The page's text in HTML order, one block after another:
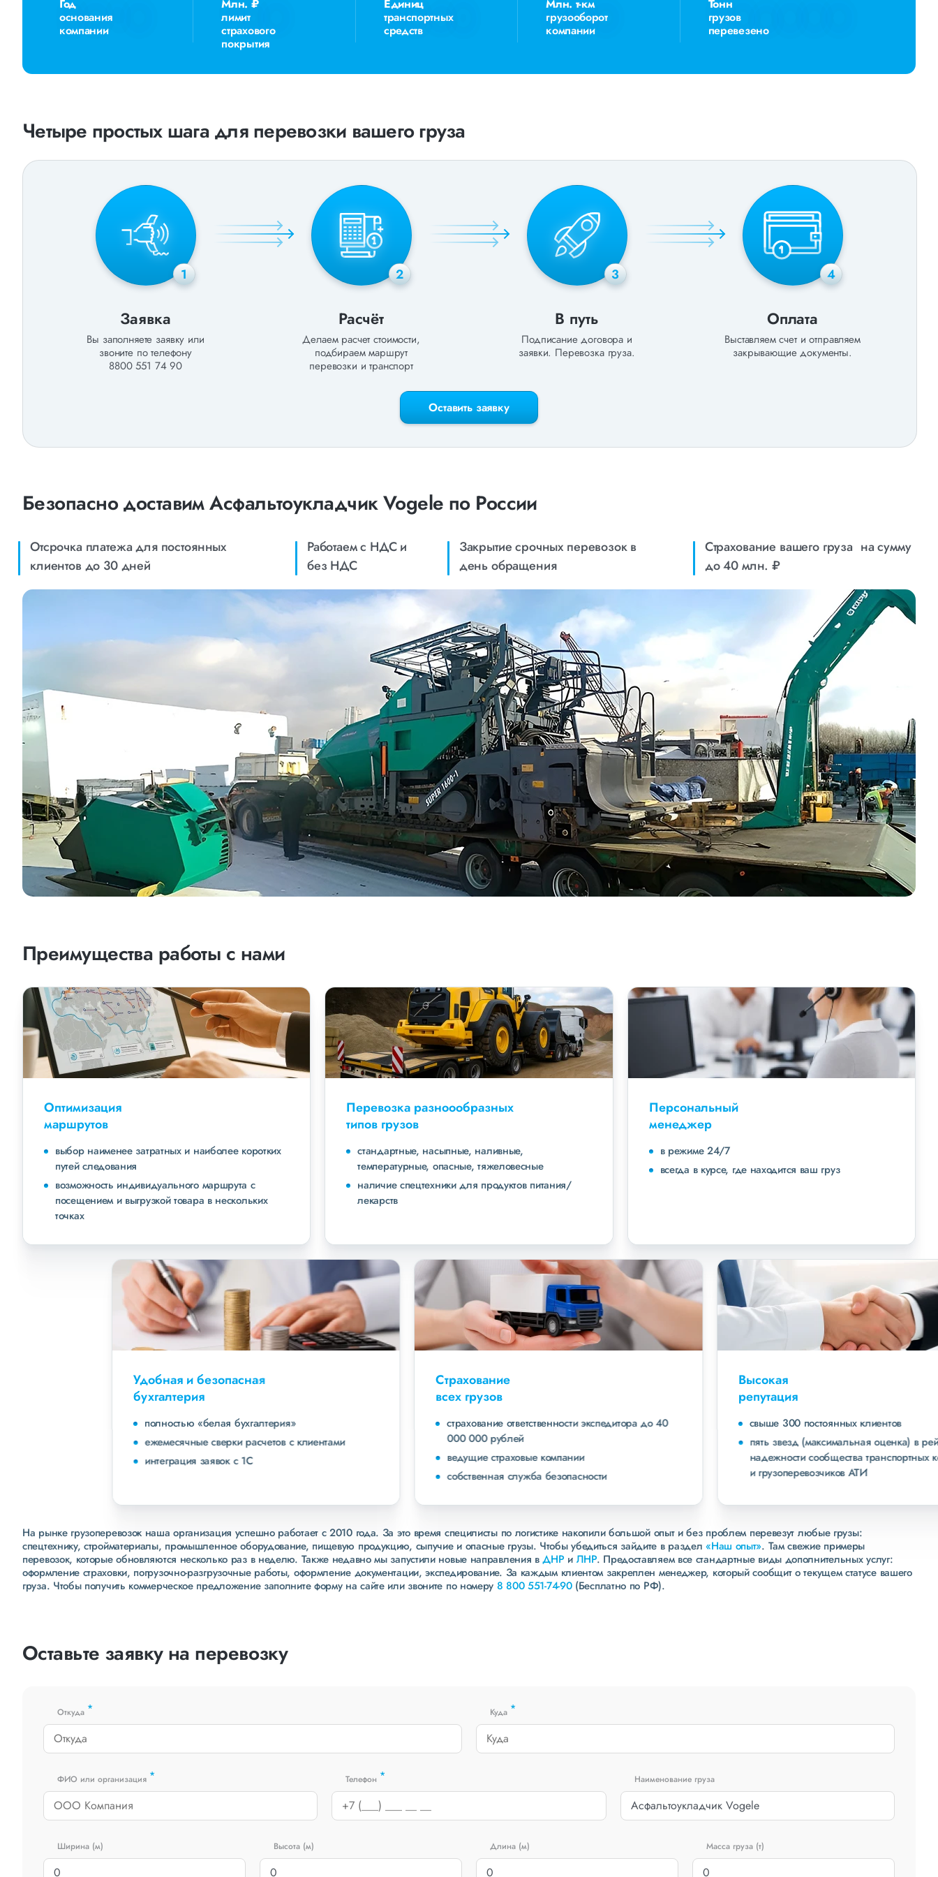
Год
основания
компании
Млн. ₽
лимит
страхового
покрытия
Единиц
транспортных
средств
Млн. т-км
грузооборот
компании
Тонн
грузов
перевезено
Четыре простых шага для перевозки вашего груза
1
Заявка
Вы заполняете заявку или
звоните по телефону
8800 551 74 90
2
Расчёт
Делаем расчет стоимости,
подбираем маршрут
перевозки и транспорт
3
В путь
Подписание договора и
заявки. Перевозка груза.
4
Оплата
Выставляем счет и отправляем
закрывающие документы.
Оставить заявку
Безопасно доставим Асфальтоукладчик Vogele по России
Отсрочка платежа для постоянных
клиентов до 30 дней
Работаем с НДС и
без НДС
Закрытие срочных перевозок в
день обращения
Страхование вашего груза на сумму
до 40 млн. ₽
Преимущества работы с нами
Оптимизация
маршрутов
выбор наименее затратных и наиболее коротких
путей следования
возможность индивидуального маршрута с
посещением и выгрузкой товара в нескольких
точках
Перевозка разноообразных
типов грузов
стандартные, насыпные, наливные,
температурные, опасные, тяжеловесные
наличие спецтехники для продуктов питания/
лекарств
Персональный
менеджер
в режиме 24/7
всегда в курсе, где находится ваш груз
Удобная и безопасная
полностью «белая бухгалтерия»
ежемесячные сверки расчетов с клиентами
интеграция заявок с 1С
страхование ответственности экспедитора до 40
ведущие страховые компании
собственная служба безопасности
свыше 300 постоянных клиентов
пять звезд (максимальная оценка) в рейтинге
надежности сообщества транспортных компаний
и грузоперевозчиков АТИ
На рынке грузоперевозок наша организация успешно работает с 2010 года. За это время специлисты по логистике накопили большой опыт и без проблем перевезут любые грузы:
спецтехнику, стройматериалы, промышленное оборудование, пищевую продукцию, сыпучие и опасные грузы. Чтобы убедиться зайдите в раздел«Наш опыт». Там свежие примеры
перевозок, которые обновляются несколько раз в неделю. Также недавно мы запустили новые направления вДНР и ЛНР. Предоставляем все стандартные виды дополнительных услуг:
оформление страховки, погрузочно-разгрузочные работы, оформление документации, экспедирование. За каждым клиентом закреплен менеджер, который сообщит о текущем статусе вашего
груза. Чтобы получить коммерческое предложение заполните форму на сайте или звоните по номеру 8 800 551-74-90(Бесплатно по РФ).
Оставьте заявку на перевозку
Откуда * Куда *
ФИО или организация * Телефон * Наименование груза
Ширина (м) Высота (м) Длина (м) Масса груза (т)